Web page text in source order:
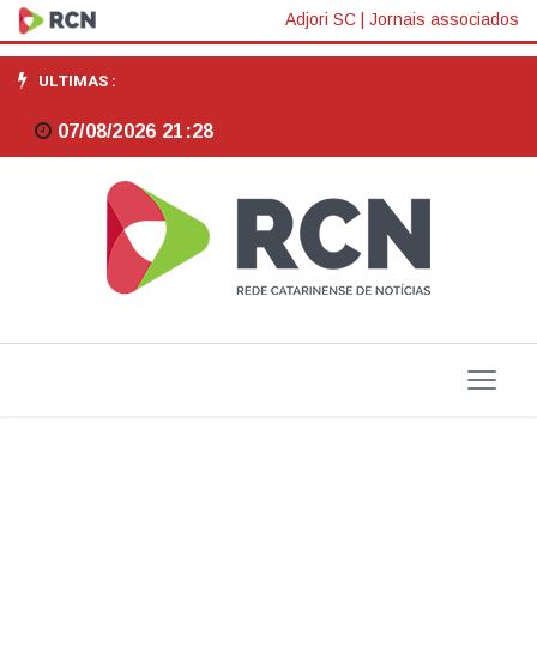
Governo
lança
pacote
12
Adjori SC Jornais associados
ULTIMAS :
07/08/2026 21:28